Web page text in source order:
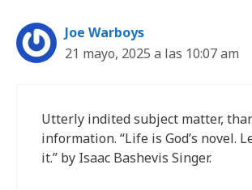
Joe Warboys
21 mayo, 2025 a las 10:07 am
Utterly indited subject matter,
information. “Life is God’s novel.
it.” by Isaac Bashevis Singer.